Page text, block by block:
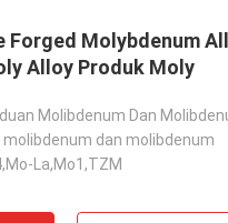
Molybdenum
Alloy Produk Moly
Molibdenum Dan
molibdenum dan molibdenum
La,Mo1,TZM